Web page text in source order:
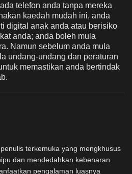
telefon anda tanpa mereka
kaedah mudah ini, anda
digital anak anda atau berisiko
anda; anda boleh mula
Namun sebelum anda mula
undang-undang dan peraturan
memastikan anda bertindak
terkemuka yang mengkhusus
dan mendedahkan kebenaran
pengalaman luasnya